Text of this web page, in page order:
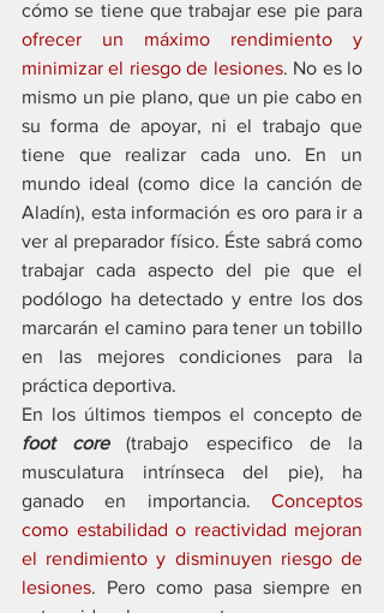
ofrecer un máximo rendimiento y
minimizar el riesgo de lesiones. No es lo
mismo un pie plano, que un pie cabo en
su forma de apoyar, ni el trabajo que
tiene que realizar cada uno. En un
mundo ideal (como dice la canción de
Aladín), esta información es oro para ir a
ver al preparador físico. Éste sabrá como
trabajar cada aspecto del pie que el
podólogo ha detectado y entre los dos
marcarán el camino para tener un tobillo
en las mejores condiciones para la
práctica deportiva.
foot core (trabajo especifico de la
musculatura intrínseca del pie), ha
ganado en importancia. Conceptos
como estabilidad o reactividad mejoran
el rendimiento y disminuyen riesgo de
lesiones. Pero como pasa siempre en